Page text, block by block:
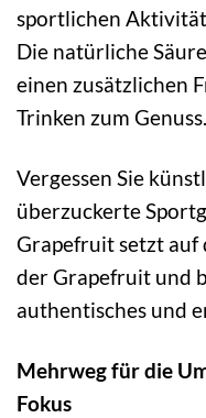
sportlichen
Die natürliche
einen zusätzlichen
Trinken zum Genuss.
Vergessen Sie
überzuckerte
Grapefruit setzt auf
der Grapefruit und
authentisches und
Mehrweg für die
Fokus